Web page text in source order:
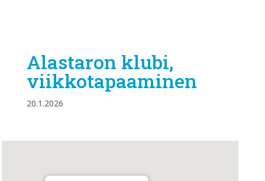
Alastaron klubi,
viikkotapaaminen
20.1.2026